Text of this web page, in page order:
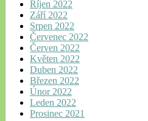
Říjen 2022
Září 2022
Srpen 2022
Červenec 2022
Červen 2022
Květen 2022
Duben 2022
Březen 2022
Únor 2022
Leden 2022
Prosinec 2021